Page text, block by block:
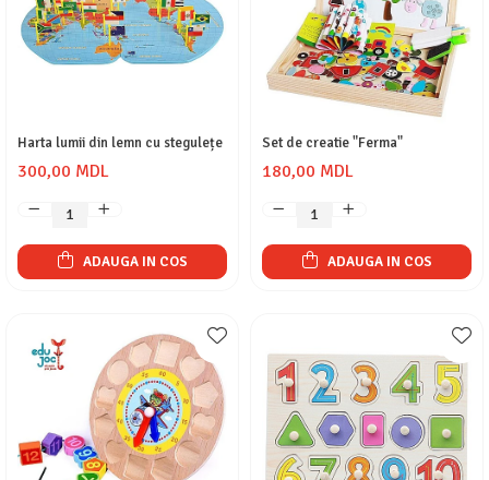
Harta lumii din lemn cu stegulețe
300,00 MDL
ADAUGA IN COS
Set de creatie "Ferma"
180,00 MDL
ADAUGA IN COS